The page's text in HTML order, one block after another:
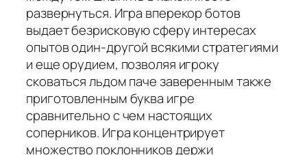
развернуться. Игра вперекор ботов
выдает безрисковую сферу интересах
опытов один-другой всякими стратегиями
и еще орудием, позволяя игроку
сковаться льдом паче заверенным также
приготовленным буква игре
сравнительно с чем настоящих
соперников. Игра концентрирует
множество поклонников держи